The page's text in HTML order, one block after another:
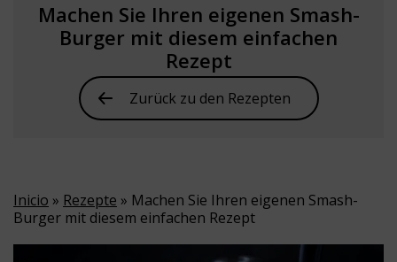
Machen Sie Ihren eigenen Smash-
Burger mit diesem einfachen
Rezept
Zurück zu den Rezepten
Inicio » Rezepte » Machen Sie Ihren eigenen Smash-
Burger mit diesem einfachen Rezept